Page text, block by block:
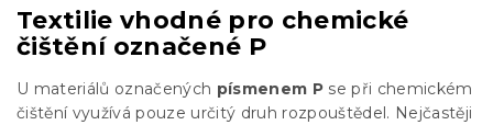
Textilie vhodné pro chemické
čištění označené P
U materiálů označených písmenem P se při chemickém
čištění využívá pouze určitý druh rozpouštědel. Nejčastěji